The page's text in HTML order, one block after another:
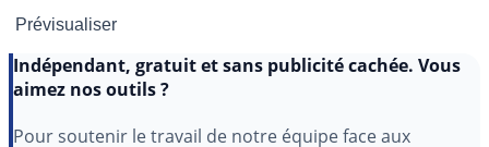
aimez nos outils ?